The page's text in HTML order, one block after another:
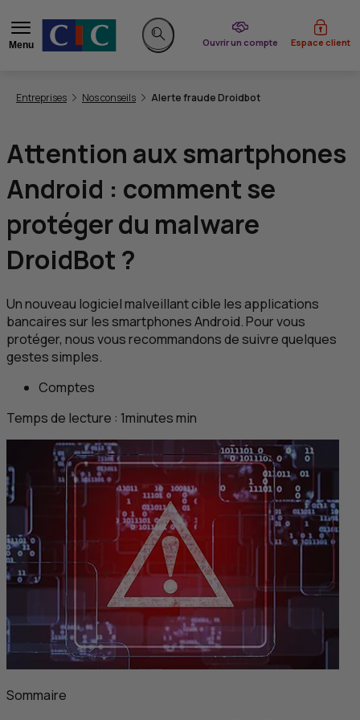
Menu
Rechercher sur le site
Ouvrir un compte
du CIC Espace client
Entreprises Nos conseils Alerte fraude Droidbot
Attention aux smartphones
Android : comment se
protéger du malware
DroidBot ?
Un nouveau logiciel malveillant cible les applications
bancaires sur les smartphones Android. Pour vous
protéger, nous vous recommandons de suivre quelques
gestes simples.
Comptes
Temps de lecture : 1minutesmin
Sommaire